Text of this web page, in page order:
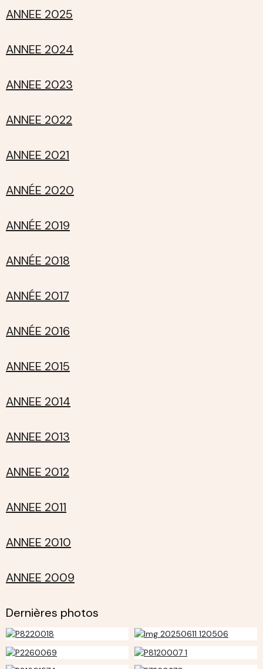
ANNEE 2025
ANNEE 2024
ANNEE 2023
ANNEE 2022
ANNEE 2021
ANNÉE 2020
ANNÉE 2019
ANNÉE 2018
ANNÉE 2017
ANNÉE 2016
ANNEE 2015
ANNEE 2014
ANNEE 2013
ANNEE 2012
ANNEE 2011
ANNEE 2010
ANNEE 2009
Dernières photos